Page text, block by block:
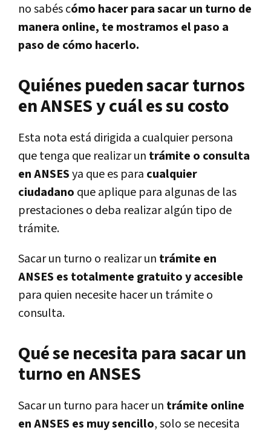
no sabés cómo hacer para sacar un turno de
manera online, te mostramos el paso a
paso de cómo hacerlo.
Quiénes pueden sacar turnos
en ANSES y cuál es su costo
Esta nota está dirigida a cualquier persona
que tenga que realizar un trámite o consulta
en ANSESya que es para cualquier
ciudadano que aplique para algunas de las
prestaciones o deba realizar algún tipo de
trámite.
Sacar un turno o realizar un trámite en
ANSES es totalmente gratuito y accesible
para quien necesite hacer un trámite o
consulta.
Qué se necesita para sacar un
turno en ANSES
Sacar un turno para hacer un trámite online
en ANSES es muy sencillo, solo se necesita